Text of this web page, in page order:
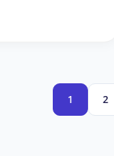
1 2